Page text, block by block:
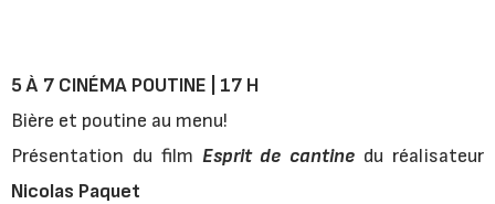
5 À 7 CINÉMA POUTINE | 17 H
Bière et poutine au menu!
Présentation du film Esprit de cantine du réalisateur
Nicolas Paquet